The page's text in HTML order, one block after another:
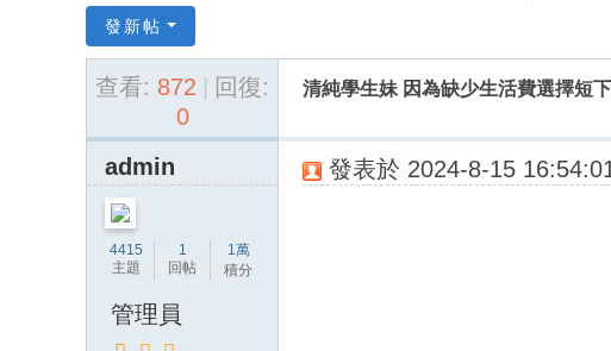
sc
uz
發新帖
查看: 872
回復:
0
清純學生妹 因為缺少生活費選擇短
admin
4415
主題
1
回帖
1萬
積分
管理員
發表於 2024-8-15